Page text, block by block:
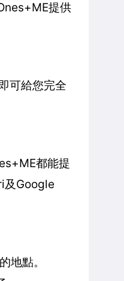
提供
可給您完全
都能提
及Google
地點。